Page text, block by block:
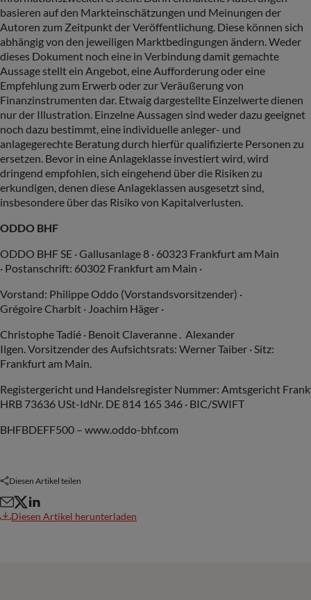
basieren auf den Markteinschätzungen und Meinungen der
Autoren zum Zeitpunkt der Veröffentlichung. Diese können sich
abhängig von den jeweiligen Marktbedingungen ändern. Weder
dieses Dokument noch eine in Verbindung damit gemachte
Aussage stellt ein Angebot, eine Aufforderung oder eine
Empfehlung zum Erwerb oder zur Veräußerung von
Finanzinstrumenten dar. Etwaig dargestellte Einzelwerte dienen
nur der Illustration. Einzelne Aussagen sind weder dazu geeignet
noch dazu bestimmt, eine individuelle anleger- und
anlagegerechte Beratung durch hierfür qualifizierte Personen zu
ersetzen. Bevor in eine Anlageklasse investiert wird, wird
dringend empfohlen, sich eingehend über die Risiken zu
erkundigen, denen diese Anlageklassen ausgesetzt sind,
insbesondere über das Risiko von Kapitalverlusten.
ODDO BHF
ODDO BHF SE · Gallusanlage 8 · 60323 Frankfurt am Main
· Postanschrift: 60302 Frankfurt am Main ·
Vorstand: Philippe Oddo (Vorstandsvorsitzender) ·
Grégoire Charbit · Joachim Häger ·
Christophe Tadié · Benoit Claveranne . Alexander
Ilgen. Vorsitzender des Aufsichtsrats: Werner Taiber · Sitz:
Frankfurt am Main.
Registergericht und Handelsregister Nummer: Amtsgericht
HRB 73636 USt-IdNr. DE 814 165 346 · BIC/SWIFT
BHFBDEFF500 – www.oddo-bhf.com
Diesen Artikel teilen
Diesen Artikel herunterladen